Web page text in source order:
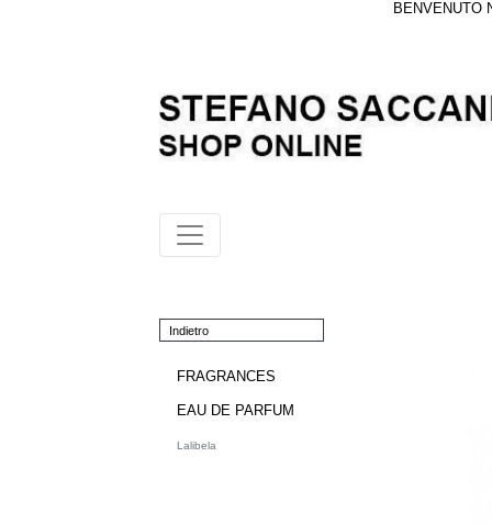
BENVENUTO
Indietro
FRAGRANCES
EAU DE PARFUM
Lalibela